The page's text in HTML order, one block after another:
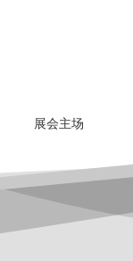
展会主场